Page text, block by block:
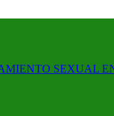
SEXUAL